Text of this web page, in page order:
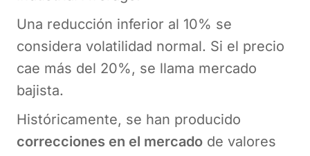
Una reducción inferior al 10% se
considera volatilidad normal. Si el precio
cae más del 20%, se llama mercado
bajista.
Históricamente, se han producido
correcciones en el mercado de valores